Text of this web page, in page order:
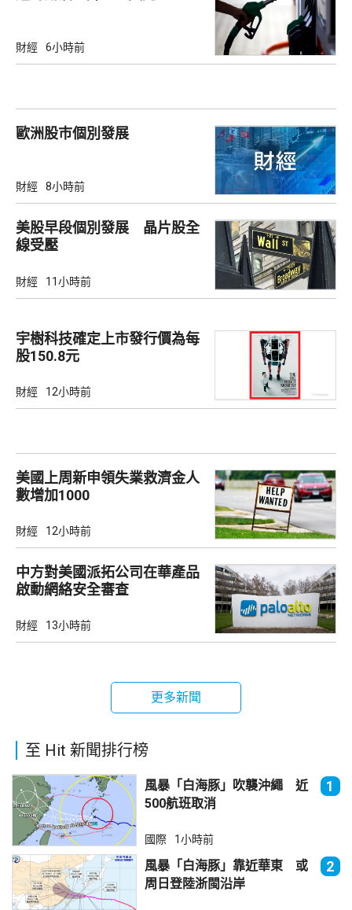
財經 6小時前
歐洲股巿個別發展
財經 8小時前
美股早段個別發展 晶片股全
線受壓
財經 11小時前
宇樹科技確定上市發行價為每
股150.8元
財經 12小時前
美國上周新申領失業救濟金人
數增加1000
財經 12小時前
中方對美國派拓公司在華產品
啟動網絡安全審查
財經 13小時前
更多新聞
至 Hit 新聞排行榜
風暴「白海豚」吹襲沖繩 近
500航班取消
1
國際 1小時前
風暴「白海豚」靠近華東 或
周日登陸浙閩沿岸
2